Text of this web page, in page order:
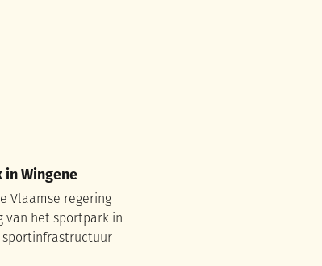
Wingene
in Wingene
Vlaamse regering
van het sportpark in
sportinfrastructuur